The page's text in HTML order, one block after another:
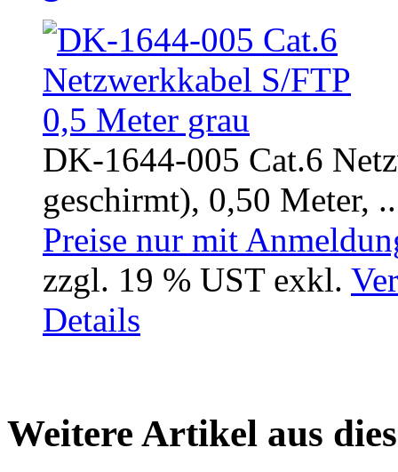
DK-1644-005 Cat.6
geschirmt), 0,50 Meter,
Preise nur mit
zzgl. 19 % UST exkl.
Details
Weitere Artikel aus